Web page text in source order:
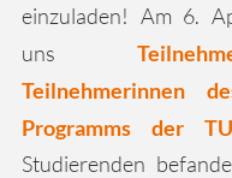
einzuladen! Am 6.
uns
Teilnehmerinnen
Programms der
Studierenden